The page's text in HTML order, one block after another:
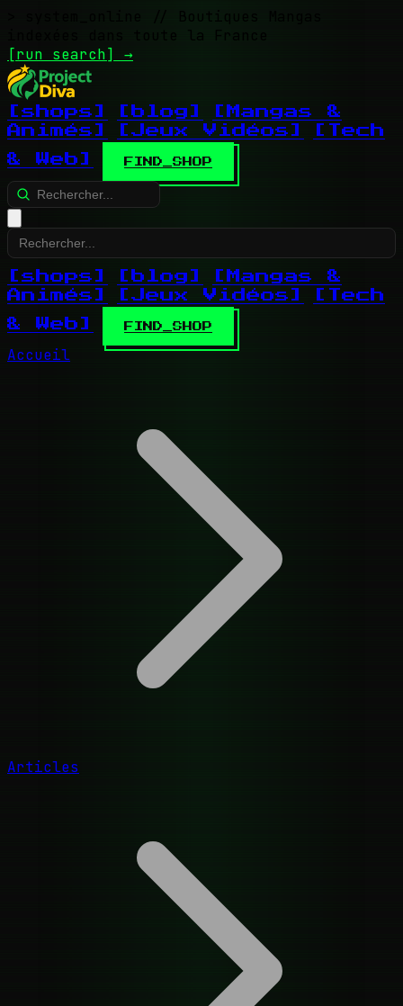
// Boutiques Mangas
indexées dans toute la France
[run search] →
[shops] [blog]
[Mangas &
Animés]
[Jeux Vidéos]
[Tech
& Web]
FIND_SHOP
[shops] [blog]
[Mangas &
Animés]
[Jeux Vidéos]
[Tech
& Web]
FIND_SHOP
Accueil
Articles